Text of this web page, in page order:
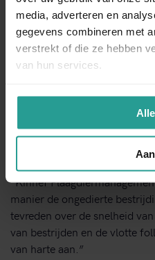
media, adverteren en
gegevens combineren met
verstrekt of die ze hebben
van hun services.
Binnen 1
“Kinnef
manier de ongedierte
tevreden over de snelheid
van bestrijden en de vlotte
van harte aan.”